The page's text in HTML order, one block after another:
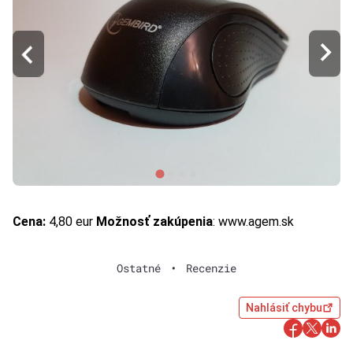
Cena: 4,80 eur Možnosť zakúpenia: www.agem.sk
Ostatné • Recenzie
Nahlásiť chybu